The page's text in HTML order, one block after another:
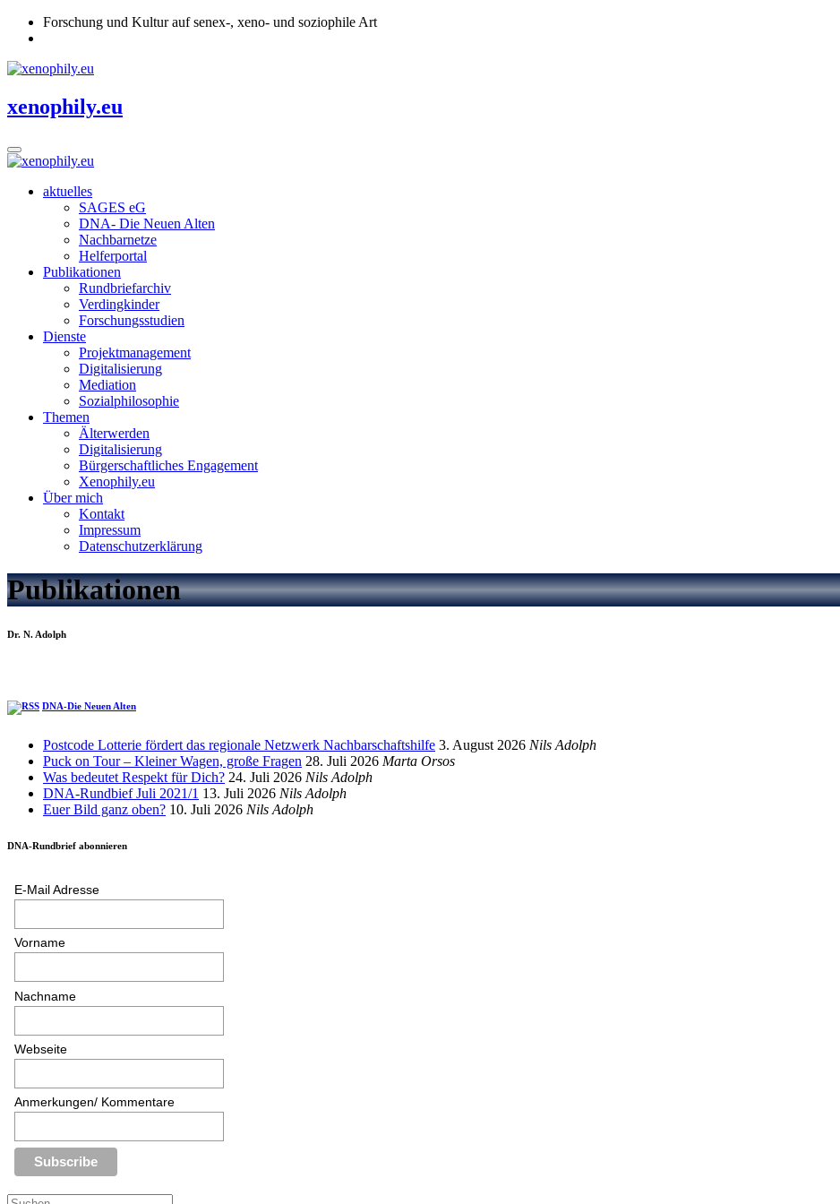
Forschung und Kultur auf senex-, xeno- und soziophile Art
xenophily.eu
aktuelles
SAGES eG
DNA- Die Neuen Alten
Nachbarnetze
Helferportal
Publikationen
Rundbriefarchiv
Verdingkinder
Forschungsstudien
Dienste
Projektmanagement
Digitalisierung
Mediation
Sozialphilosophie
Themen
Älterwerden
Digitalisierung
Bürgerschaftliches Engagement
Xenophily.eu
Über mich
Kontakt
Impressum
Datenschutzerklärung
Publikationen
Dr. N. Adolph
DNA-Die Neuen Alten
Postcode Lotterie fördert das regionale Netzwerk Nachbarschaftshilfe 3. August 2026 Nils Adolph
Puck on Tour – Kleiner Wagen, große Fragen 28. Juli 2026 Marta Orsos
Was bedeutet Respekt für Dich? 24. Juli 2026 Nils Adolph
DNA-Rundbief Juli 2021/1 13. Juli 2026 Nils Adolph
Euer Bild ganz oben? 10. Juli 2026 Nils Adolph
DNA-Rundbrief abonnieren
E-Mail Adresse
Vorname
Nachname
Webseite
Anmerkungen/ Kommentare